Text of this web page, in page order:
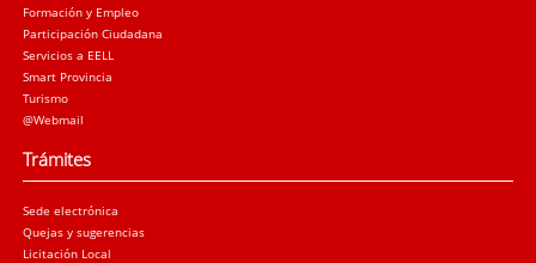
Formación y Empleo
Participación Ciudadana
Servicios a EELL
Smart Provincia
Turismo
@Webmail
Trámites
Sede electrónica
Quejas y sugerencias
Licitación Local